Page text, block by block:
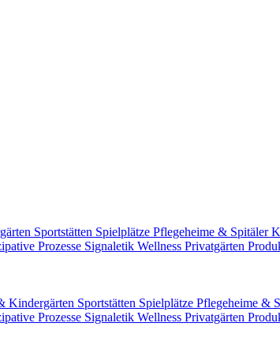
Sportstätten Spielplätze Pflegeheime & Spitäler
Prozesse Signaletik Wellness Privatgärten
Kindergärten Sportstätten Spielplätze Pflegeheime &
Prozesse Signaletik Wellness Privatgärten